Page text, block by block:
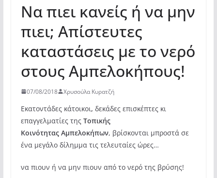
Να πιει κανείς ή να μην
πιει; Απίστευτες
καταστάσεις με το νερό
στους Αμπελοκήπους!
07/08/2018 Χρυσούλα Κυρατζή
Εκατοντάδες κάτοικοι, δεκάδες επισκέπτες κι
επαγγελματίες της Τοπικής
ΚοινότηταςΑμπελοκήπων, βρίσκονται μπροστά σε
ένα μεγάλο δίλημμα τις τελευταίες ώρες…
να πιουν ή να μην πιουν από το νερό της βρύσης!